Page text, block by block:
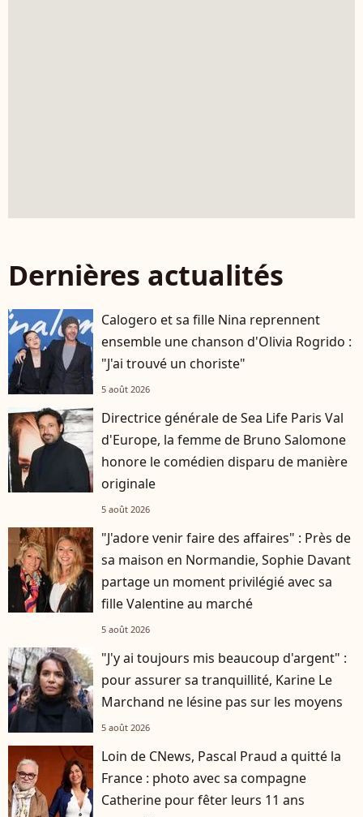
Dernières actualités
Calogero et sa fille Nina reprennent
ensemble une chanson d'Olivia Rogrido :
"J'ai trouvé un choriste"
5 août 2026
Directrice générale de Sea Life Paris Val
d'Europe, la femme de Bruno Salomone
honore le comédien disparu de manière
originale
5 août 2026
"J'adore venir faire des affaires" : Près de
sa maison en Normandie, Sophie Davant
partage un moment privilégié avec sa
fille Valentine au marché
5 août 2026
"J'y ai toujours mis beaucoup d'argent" :
pour assurer sa tranquillité, Karine Le
Marchand ne lésine pas sur les moyens
5 août 2026
Loin de CNews, Pascal Praud a quitté la
France : photo avec sa compagne
Catherine pour fêter leurs 11 ans